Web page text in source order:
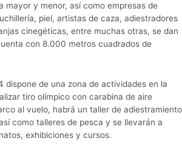
mayor y menor, así como empresas de
piel, artistas de caza, adiestradores
cinegéticas, entre muchas otras, se dan
con 8.000 metros cuadrados de
dispone de una zona de actividades en la
tiro olímpico con carabina de aire
al vuelo, habrá un taller de adiestramiento
como talleres de pesca y se llevarán a
exhibiciones y cursos.